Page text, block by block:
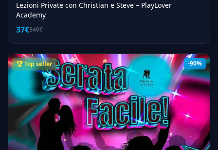
Lezioni Private con Christian e Steve – PlayLover
Academy
37€340€
-90%
🏆 Top seller